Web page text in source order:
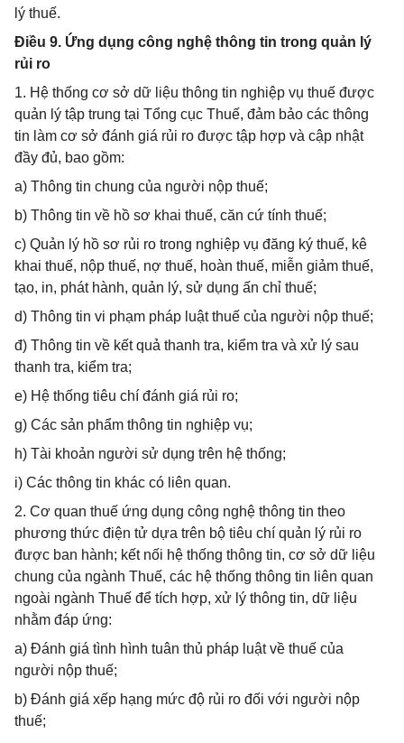
lý thuế.
Điều 9. Ứng dụng công nghệ thông tin trong quản lý
rủi ro
1. Hệ thống cơ sở dữ liệu thông tin nghiệp vụ thuế được
quản lý tập trung tại Tổng cục Thuế, đảm bảo các thông
tin làm cơ sở đánh giá rủi ro được tập hợp và cập nhật
đầy đủ, bao gồm:
a) Thông tin chung của người nộp thuế;
b) Thông tin về hồ sơ khai thuế, căn cứ tính thuế;
c) Quản lý hồ sơ rủi ro trong nghiệp vụ đăng ký thuế, kê
khai thuế, nộp thuế, nợ thuế, hoàn thuế, miễn giảm thuế,
tạo, in, phát hành, quản lý, sử dụng ấn chỉ thuế;
d) Thông tin vi phạm pháp luật thuế của người nộp thuế;
đ) Thông tin về kết quả thanh tra, kiểm tra và xử lý sau
thanh tra, kiểm tra;
e) Hệ thống tiêu chí đánh giá rủi ro;
g) Các sản phẩm thông tin nghiệp vụ;
h) Tài khoản người sử dụng trên hệ thống;
i) Các thông tin khác có liên quan.
2. Cơ quan thuế ứng dụng công nghệ thông tin theo
phương thức điện tử dựa trên bộ tiêu chí quản lý rủi ro
được ban hành; kết nối hệ thống thông tin, cơ sở dữ liệu
chung của ngành Thuế, các hệ thống thông tin liên quan
ngoài ngành Thuế để tích hợp, xử lý thông tin, dữ liệu
nhằm đáp ứng:
a) Đánh giá tình hình tuân thủ pháp luật về thuế của
người nộp thuế;
b) Đánh giá xếp hạng mức độ rủi ro đối với người nộp
thuế;